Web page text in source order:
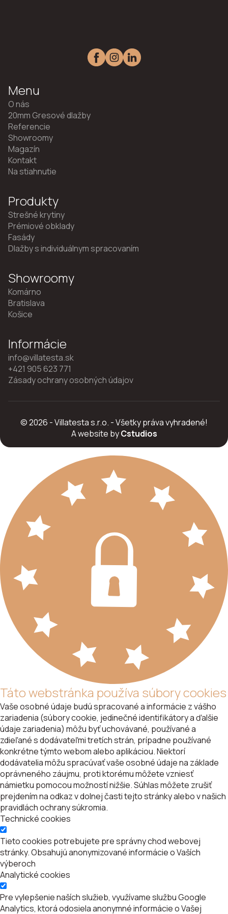
Menu
O nás
20mm Gresové dlažby
Referencie
Showroomy
Magazín
Kontakt
Na stiahnutie
Produkty
Strešné krytiny
Prémiové obklady
Fasády
Dlažby s individuálnym spracovaním
Showroomy
Komárno
Bratislava
Košice
Informácie
info@villatesta.sk
+421 905 623 771
Zásady ochrany osobných údajov
© 2026 - Villatesta s.r.o. - Všetky práva vyhradené!
A website byCstudios
Táto webstránka používa súbory cookies
Vaše osobné údaje budú spracované a informácie z vášho
zariadenia (súbory cookie, jedinečné identifikátory a ďalšie
údaje zariadenia) môžu byť uchovávané, používané a
zdieľané s dodávateľmi tretích strán, prípadne používané
konkrétne týmto webom alebo aplikáciou. Niektorí
dodávatelia môžu spracúvať vaše osobné údaje na základe
oprávneného záujmu, proti ktorému môžete vzniesť
námietku pomocou možností nižšie. Súhlas môžete zrušiť
prejdením na odkaz v dolnej časti tejto stránky alebo v našich
pravidlách ochrany súkromia.
Technické cookies
Tieto cookies potrebujete pre správny chod webovej
stránky. Obsahujú anonymizované informácie o Vaších
výberoch
Analytické cookies
Pre vylepšenie naších služieb, využívame službu Google
Analytics, ktorá odosiela anonymné informácie o Vašej